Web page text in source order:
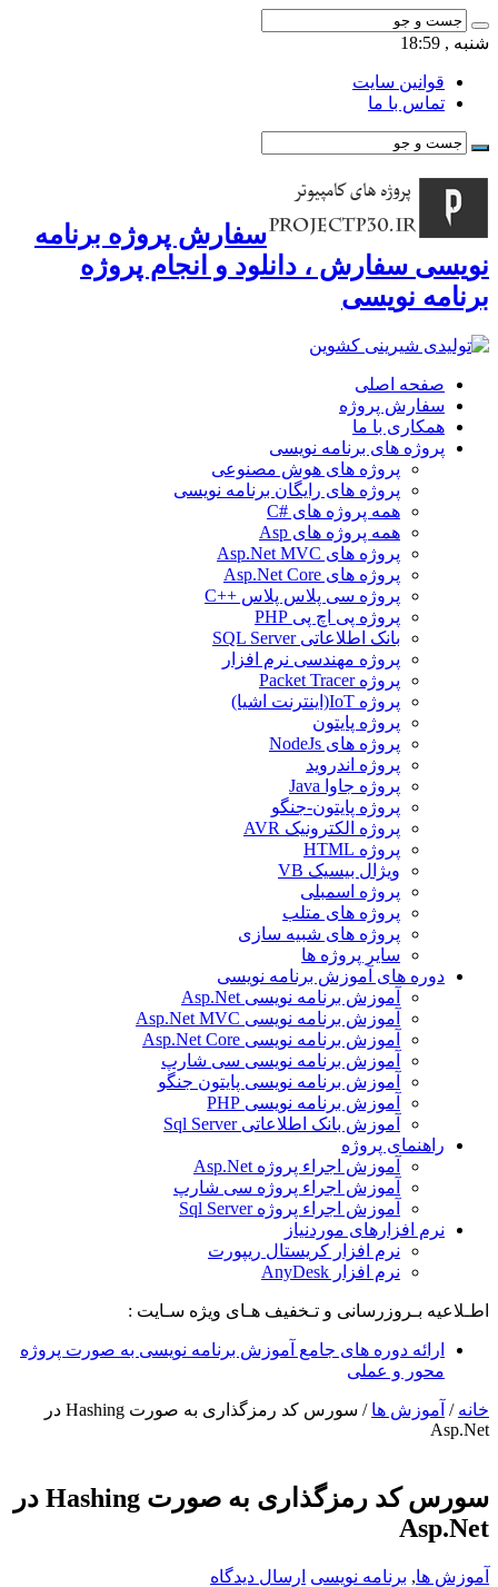
شنبه , 18:59
قوانین سایت
تماس با ما
سفارش پروژه برنامه
نویسی سفارش ، دانلود و انجام پروژه
برنامه نویسی
صفحه اصلی
سفارش پروژه
همکاری با ما
پروژه های برنامه نویسی
پروژه های هوش مصنوعی
پروژه های رایگان برنامه نویسی
همه پروژه های #C
همه پروژه های Asp
پروژه های Asp.Net MVC
پروژه های Asp.Net Core
پروژه سی پلاس پلاس ++C
پروژه پی اچ پی PHP
بانک اطلاعاتی SQL Server
پروژه مهندسی نرم افزار
پروژه Packet Tracer
پروژه IoT(اینترنت اشیا)
پروژه پایتون
پروژه های NodeJs
پروژه اندروید
پروژه جاوا Java
پروژه پایتون-جنگو
پروژه الکترونیک AVR
پروژه HTML
ویژال بیسیک VB
پروژه اسمبلی
پروژه های متلب
پروژه های شبیه سازی
سایر پروژه ها
دوره های آموزش برنامه نویسی
آموزش برنامه نویسی Asp.Net
آموزش برنامه نویسی Asp.Net MVC
آموزش برنامه نویسی Asp.Net Core
آموزش برنامه نویسی سی شارپ
آموزش برنامه نویسی پایتون جنگو
آموزش برنامه نویسی PHP
آموزش بانک اطلاعاتی Sql Server
راهنمای پروژه
آموزش اجراء پروژه Asp.Net
آموزش اجراء پروژه سی شارپ
آموزش اجراء پروژه Sql Server
نرم افزارهای موردنیاز
نرم افزار کریستال ریپورت
نرم افزار AnyDesk
اطـلاعیه بـروزرسانی و تـخفیف هـای ویژه سـایت :
ارائه دوره های جامع آموزش برنامه نویسی به صورت پروژه
محور و عملی
خانه / آموزش ها /
سورس کد رمزگذاری به صورت Hashing در
Asp.Net
سورس کد رمزگذاری به صورت Hashing در
Asp.Net
آموزش ها, برنامه نویسی ارسال دیدگاه